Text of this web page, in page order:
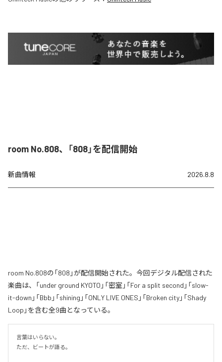
room No.808、「808」を配信開始
新曲情報 2026.8.8
room No.808の「808」が配信開始された。今回デジタル配信された
楽曲は、「under ground KYOTO」「密室」「For a split second」「slow-
it-down」「Bbb」「shining」「ONLY LIVE ONES」「Broken city」「Shady
Loop」を含む全9曲となっている。
言葉はいらない。
ただ、ビートが語る。